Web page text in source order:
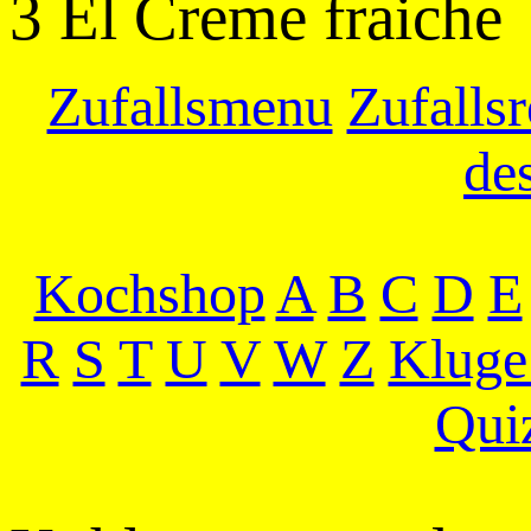
3 El Creme fraiche
Zufallsmenu
KochshopA B C D E
R S T U V W Z